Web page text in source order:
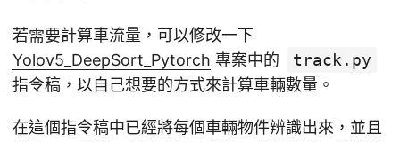
若需要計算車流量，可以修改一下
Yolov5_DeepSort_Pytorch 專案中的
track.py
指令稿，以自己想要的方式來計算車輛數量。
在這個指令稿中已經將每個車輛物件辨識出來，並且